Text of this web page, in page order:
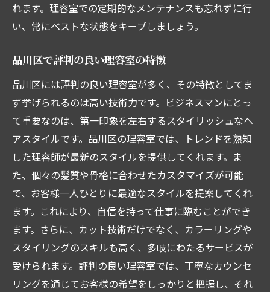
れます。理容室での定期的なメンテナンスも忘れずに行
い、常にベストな状態をキープしましょう。
品川区で評判の良い理容室の特徴
品川区には評判の良い理容室が多く、その特徴としてま
ず挙げられるのは高い技術力です。ビジネスマンにとっ
て重要なのは、第一印象を左右するスタイリッシュなヘ
アスタイルです。品川区の理容室では、トレンドを熟知
した理容師が最新のスタイルを提供してくれます。ま
た、個々の髪質や骨格に合わせたカスタマイズが可能
で、お客様一人ひとりに最適なスタイルを提案してくれ
ます。これにより、自信を持って仕事に臨むことができ
ます。さらに、カット技術だけでなく、カラーリングや
スタイリングのスキルも高く、多岐にわたるサービスが
受けられます。評判の良い理容室では、丁寧なカウンセ
リングを通じてお客様の希望をしっかりと把握し、それ